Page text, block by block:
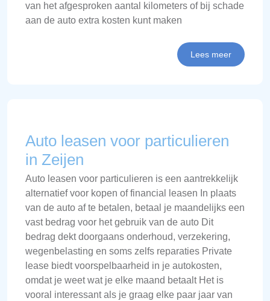
van het afgesproken aantal kilometers of bij schade
aan de auto extra kosten kunt maken
Lees meer
Auto leasen voor particulieren
in Zeijen
Auto leasen voor particulieren is een aantrekkelijk
alternatief voor kopen of financial leasen In plaats
van de auto af te betalen, betaal je maandelijks een
vast bedrag voor het gebruik van de auto Dit
bedrag dekt doorgaans onderhoud, verzekering,
wegenbelasting en soms zelfs reparaties Private
lease biedt voorspelbaarheid in je autokosten,
omdat je weet wat je elke maand betaalt Het is
vooral interessant als je graag elke paar jaar van